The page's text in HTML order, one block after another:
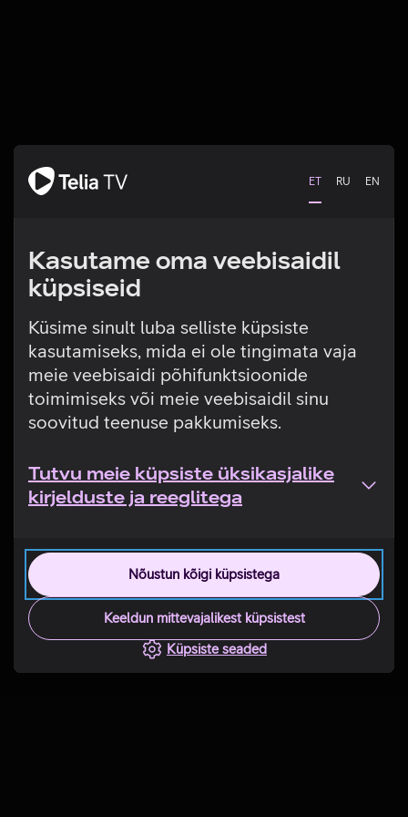
ET RU EN
Kasutame oma veebisaidil
küpsiseid
Küsime sinult luba selliste küpsiste
kasutamiseks, mida ei ole tingimata vaja
meie veebisaidi põhifunktsioonide
toimimiseks või meie veebisaidil sinu
soovitud teenuse pakkumiseks.
Tutvu meie küpsiste üksikasjalike
kirjelduste ja reeglitega
Nõustun kõigi küpsistega
Keeldun mittevajalikest küpsistest
Küpsiste seaded
Tehniline viga